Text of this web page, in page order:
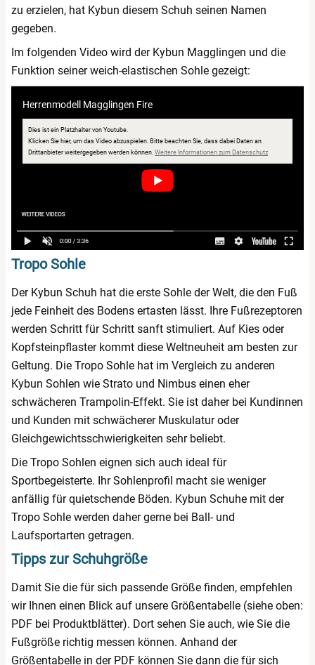
zu erzielen, hat Kybun diesem Schuh seinen Namen
gegeben.
Im folgenden Video wird der Kybun Magglingen und die
Funktion seiner weich-elastischen Sohle gezeigt:
Herrenmodell Magglingen Fire
Dies ist ein Platzhalter von Youtube.
Klicken Sie hier, um das Video abzuspielen. Bitte beachten Sie, dass dabei Daten an
Drittanbieter weitergegeben werden können. Weitere Informationen zum Datenschutzöffnet in neuem
Tropo Sohle
Der Kybun Schuh hat die erste Sohle der Welt, die den Fuß
jede Feinheit des Bodens ertasten lässt. Ihre Fußrezeptoren
werden Schritt für Schritt sanft stimuliert. Auf Kies oder
Kopfsteinpflaster kommt diese Weltneuheit am besten zur
Geltung. Die Tropo Sohle hat im Vergleich zu anderen
Kybun Sohlen wie Strato und Nimbus einen eher
schwächeren Trampolin-Effekt. Sie ist daher bei Kundinnen
und Kunden mit schwächerer Muskulatur oder
Gleichgewichtsschwierigkeiten sehr beliebt.
Die Tropo Sohlen eignen sich auch ideal für
Sportbegeisterte. Ihr Sohlenprofil macht sie weniger
anfällig für quietschende Böden. Kybun Schuhe mit der
Tropo Sohle werden daher gerne bei Ball- und
Laufsportarten getragen.
Tipps zur Schuhgröße
Damit Sie die für sich passende Größe finden, empfehlen
wir Ihnen einen Blick auf unsere Größentabelle (siehe oben:
PDF bei Produktblätter). Dort sehen Sie auch, wie Sie die
Fußgröße richtig messen können. Anhand der
Größentabelle in der PDF können Sie dann die für sich